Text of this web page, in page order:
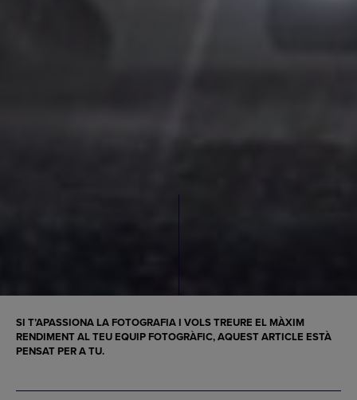
SI T’APASSIONA LA FOTOGRAFIA I VOLS TREURE EL MÀXIM
RENDIMENT AL TEU EQUIP FOTOGRÀFIC, AQUEST ARTICLE ESTÀ
PENSAT PER A TU.